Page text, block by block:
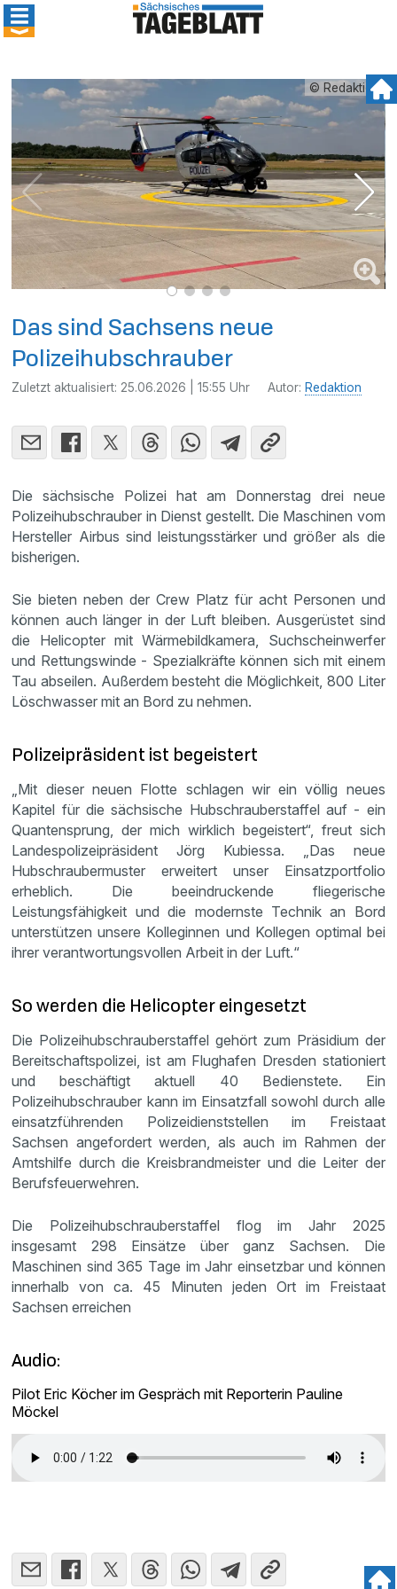
© Redaktion
Das sind Sachsens neue
Polizeihubschrauber
Zuletzt aktualisiert: 25.06.2026 | 15:55 Uhr Autor: Redaktion
Die sächsische Polizei hat am Donnerstag drei neue
Polizeihubschrauber in Dienst gestellt. Die Maschinen vom
Hersteller Airbus sind leistungsstärker und größer als die
bisherigen.
Sie bieten neben der Crew Platz für acht Personen und
können auch länger in der Luft bleiben. Ausgerüstet sind
die Helicopter mit Wärmebildkamera, Suchscheinwerfer
und Rettungswinde - Spezialkräfte können sich mit einem
Tau abseilen. Außerdem besteht die Möglichkeit, 800 Liter
Löschwasser mit an Bord zu nehmen.
Polizeipräsident ist begeistert
„Mit dieser neuen Flotte schlagen wir ein völlig neues
Kapitel für die sächsische Hubschrauberstaffel auf - ein
Quantensprung, der mich wirklich begeistert“, freut sich
Landespolizeipräsident Jörg Kubiessa. „Das neue
Hubschraubermuster erweitert unser Einsatzportfolio
erheblich. Die beeindruckende fliegerische
Leistungsfähigkeit und die modernste Technik an Bord
unterstützen unsere Kolleginnen und Kollegen optimal bei
ihrer verantwortungsvollen Arbeit in der Luft.“
So werden die Helicopter eingesetzt
Die Polizeihubschrauberstaffel gehört zum Präsidium der
Bereitschaftspolizei, ist am Flughafen Dresden stationiert
und beschäftigt aktuell 40 Bedienstete. Ein
Polizeihubschrauber kann im Einsatzfall sowohl durch alle
einsatzführenden Polizeidienststellen im Freistaat
Sachsen angefordert werden, als auch im Rahmen der
Amtshilfe durch die Kreisbrandmeister und die Leiter der
Berufsfeuerwehren.
Die Polizeihubschrauberstaffel flog im Jahr 2025
insgesamt 298 Einsätze über ganz Sachsen. Die
Maschinen sind 365 Tage im Jahr einsetzbar und können
innerhalb von ca. 45 Minuten jeden Ort im Freistaat
Sachsen erreichen
Audio:
Pilot Eric Köcher im Gespräch mit Reporterin Pauline
Möckel